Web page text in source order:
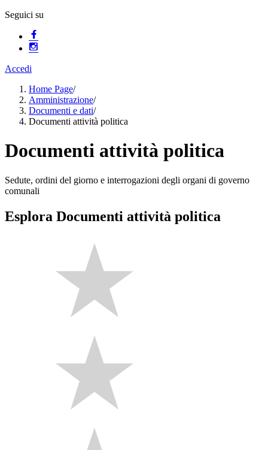
Seguici su
Accedi
Home Page/
Amministrazione/
Documenti e dati/
Documenti attività politica
Documenti attività politica
Sedute, ordini del giorno e interrogazioni degli organi di governo
comunali
Esplora Documenti attività politica